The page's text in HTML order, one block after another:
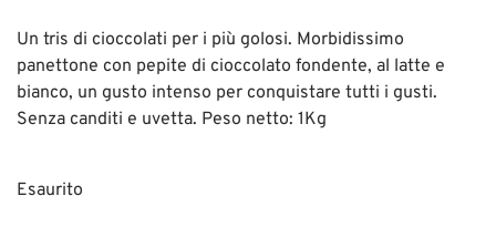
Un tris di cioccolati per i più golosi. Morbidissimo
panettone con pepite di cioccolato fondente, al latte e
bianco, un gusto intenso per conquistare tutti i gusti.
Senza canditi e uvetta. Peso netto: 1Kg
Esaurito